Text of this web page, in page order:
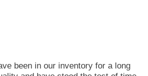
been in our inventory for a long